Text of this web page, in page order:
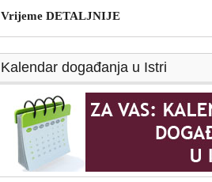
Vrijeme DETALJNIJE
Kalendar događanja u Istri